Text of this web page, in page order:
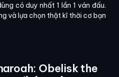
có duy nhất 1 lần 1 ván đấu.
và lựa chọn thật kĩ thời cơ bạn
Obelisk the